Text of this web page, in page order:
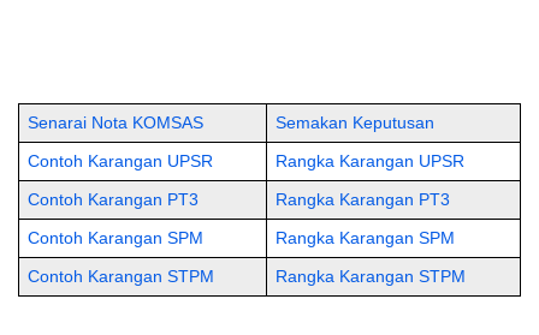
Senarai Nota KOMSAS Semakan Keputusan
Contoh Karangan UPSR Rangka Karangan UPSR
Contoh Karangan PT3 Rangka Karangan PT3
Contoh Karangan SPM Rangka Karangan SPM
Contoh Karangan STPM Rangka Karangan STPM